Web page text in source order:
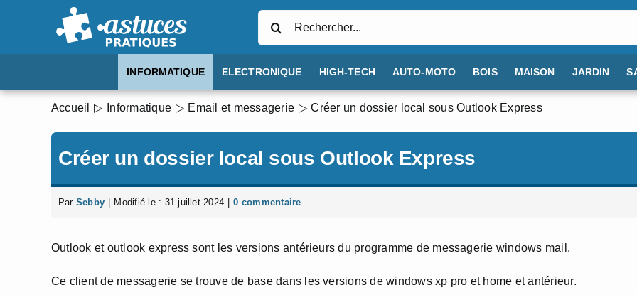
INFORMATIQUE ELECTRONIQUE HIGH-TECH AUTO-MOTO BOIS MAISON JARDIN
Accueil Informatique Email et messagerie Créer un dossier local sous Outlook Express
Créer un dossier local sous Outlook Express
Par Sebby Modifié le : 31 juillet 2024 0 commentaire
Outlook et outlook express sont les versions antérieurs du programme de messagerie windows mail.
Ce client de messagerie se trouve de base dans les versions de windows xp pro et home et antérieur.